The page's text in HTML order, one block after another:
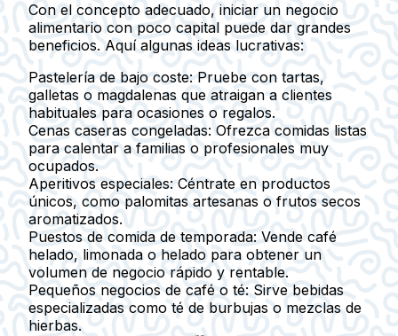
Con el concepto adecuado, iniciar un negocio
alimentario con poco capital puede dar grandes
beneficios. Aquí algunas ideas lucrativas:
Pastelería de bajo coste: Pruebe con tartas,
galletas o magdalenas que atraigan a clientes
habituales para ocasiones o regalos.
Cenas caseras congeladas: Ofrezca comidas listas
para calentar a familias o profesionales muy
ocupados.
Aperitivos especiales: Céntrate en productos
únicos, como palomitas artesanas o frutos secos
aromatizados.
Puestos de comida de temporada: Vende café
helado, limonada o helado para obtener un
volumen de negocio rápido y rentable.
Pequeños negocios de café o té: Sirve bebidas
especializadas como té de burbujas o mezclas de
hierbas.